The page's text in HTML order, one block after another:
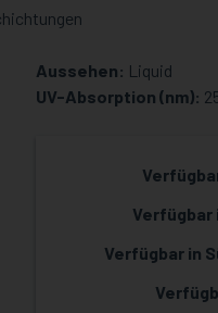
Aussehen: Liquid
UV-Absorption (nm):
Verfügbar
Verfügbar in